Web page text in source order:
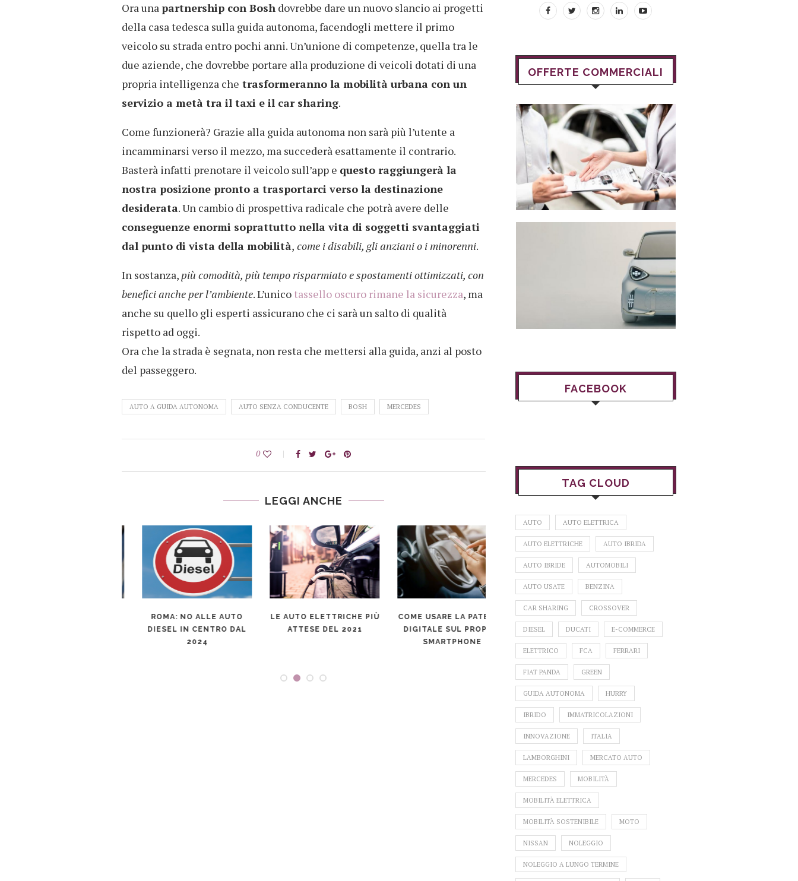
Ora una partnership con Bosh dovrebbe dare un nuovo slancio ai progetti
della casa tedesca sulla guida autonoma, facendogli mettere il primo
veicolo su strada entro pochi anni. Un’unione di competenze, quella tra le
due aziende, che dovrebbe portare alla produzione di veicoli dotati di una
propria intelligenza che trasformeranno la mobilità urbana con un
servizio a metà tra il taxi e il car sharing.
Come funzionerà? Grazie alla guida autonoma non sarà più l’utente a
incamminarsi verso il mezzo, ma succederà esattamente il contrario.
Basterà infatti prenotare il veicolo sull’app e questo raggiungerà la
nostra posizione pronto a trasportarci verso la destinazione
desiderata. Un cambio di prospettiva radicale che potrà avere delle
conseguenze enormi soprattutto nella vita di soggetti svantaggiati
dal punto di vista della mobilità, come i disabili, gli anziani o i minorenni.
In sostanza, più comodità, più tempo risparmiato e spostamenti ottimizzati, con
benefici anche per l’ambiente. L’unico tassello oscuro rimane la sicurezza, ma
anche su quello gli esperti assicurano che ci sarà un salto di qualità
rispetto ad oggi.
Ora che la strada è segnata, non resta che mettersi alla guida, anzi al posto
del passeggero.
AUTO A GUIDA AUTONOMA AUTO SENZA CONDUCENTE BOSH MERCEDES
0
LEGGI ANCHE
ROMA: NO ALLE AUTO
DIESEL IN CENTRO DAL
2024
LE AUTO ELETTRICHE PIÙ
ATTESE DEL 2021
COME USARE LA PATENTE
DIGITALE SUL PROPRIO
SMARTPHONE
NUOVE VETTURE SUL
MERCATO ITALIANO: LE
ULTIME NOVITÀ DI
MARZO 2024
WAGON DEL 2025
OFFERTE COMMERCIALI
FACEBOOK
TAG CLOUD
AUTO AUTO ELETTRICA
AUTO ELETTRICHE AUTO IBRIDA
AUTO IBRIDE AUTOMOBILI
AUTO USATE BENZINA
CAR SHARING CROSSOVER
DIESEL DUCATI E-COMMERCE
ELETTRICO FCA FERRARI
FIAT PANDA GREEN
GUIDA AUTONOMA HURRY
IBRIDO IMMATRICOLAZIONI
INNOVAZIONE ITALIA
LAMBORGHINI MERCATO AUTO
MERCEDES MOBILITÀ
MOBILITÀ ELETTRICA
MOBILITÀ SOSTENIBILE MOTO
NISSAN NOLEGGIO
NOLEGGIO A LUNGO TERMINE